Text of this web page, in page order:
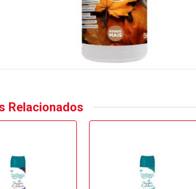
Relacionados